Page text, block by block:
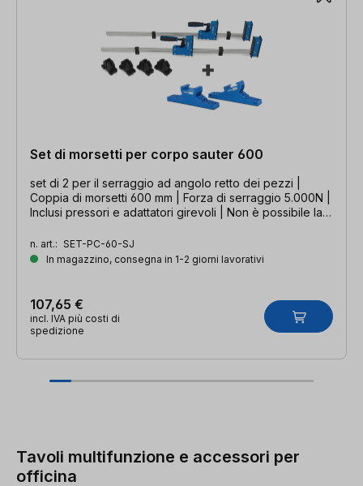
Set di morsetti per corpo sauter 600
set di 2 per il serraggio ad angolo retto dei pezzi |
Coppia di morsetti 600 mm | Forza di serraggio 5.000N |
Inclusi pressori e adattatori girevoli | Non è possibile la
n. art.: SET-PC-60-SJ
In magazzino, consegna in 1-2 giorni lavorativi
107,65 €
incl. IVA più costi di
spedizione
Tavoli multifunzione e accessori per
officina